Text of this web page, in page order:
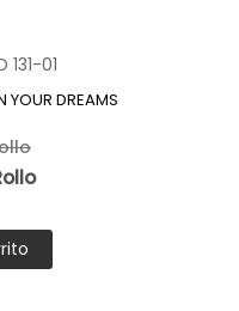
131-01
YOUR DREAMS